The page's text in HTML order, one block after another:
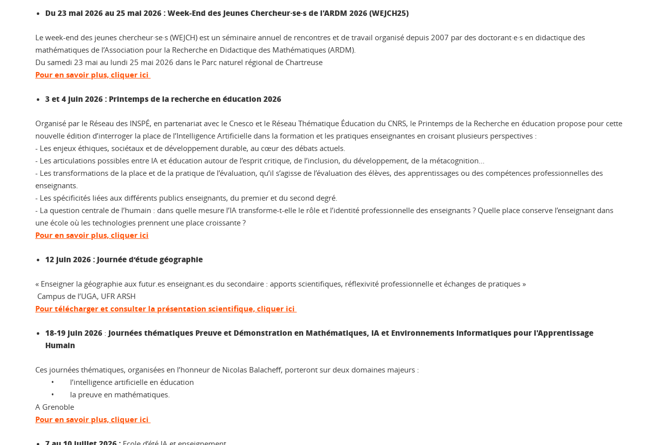
Du 23 mai 2026 au 25 mai 2026 : Week-End des Jeunes Chercheur·se·s de l'ARDM 2026 (WEJCH25)
Le week-end des jeunes chercheur·se·s (WEJCH) est un séminaire annuel de rencontres et de travail organisé depuis 2007 par des doctorant·e·s en didactique des
mathématiques de l’Association pour la Recherche en Didactique des Mathématiques (ARDM).
Du samedi 23 mai au lundi 25 mai 2026 dans le Parc naturel régional de Chartreuse
Pour en savoir plus, cliquer ici
3 et 4 juin 2026 : Printemps de la recherche en éducation 2026
Organisé par le Réseau des INSPÉ, en partenariat avec le Cnesco et le Réseau Thématique Éducation du CNRS, le Printemps de la Recherche en éducation propose pour cette
nouvelle édition d’interroger la place de l’Intelligence Artificielle dans la formation et les pratiques enseignantes en croisant plusieurs perspectives :
- Les enjeux éthiques, sociétaux et de développement durable, au cœur des débats actuels.
- Les articulations possibles entre IA et éducation autour de l’esprit critique, de l’inclusion, du développement, de la métacognition...
- Les transformations de la place et de la pratique de l’évaluation, qu’il s’agisse de l’évaluation des élèves, des apprentissages ou des compétences professionnelles des
enseignants.
- Les spécificités liées aux différents publics enseignants, du premier et du second degré.
- La question centrale de l’humain : dans quelle mesure l’IA transforme-t-elle le rôle et l’identité professionnelle des enseignants ? Quelle place conserve l’enseignant dans
une école où les technologies prennent une place croissante ?
Pour en savoir plus, cliquer ici
12 juin 2026 : Journée d’étude géographie
« Enseigner la géographie aux futur.es enseignant.es du secondaire : apports scientifiques, réflexivité professionnelle et échanges de pratiques »
Campus de l’UGA, UFR ARSH
Pour télécharger et consulter la présentation scientifique, cliquer ici
18-19 juin 2026 : Journées thématiques Preuve et Démonstration en Mathématiques, IA et Environnements Informatiques pour l'Apprentissage
Humain
Ces journées thématiques, organisées en l’honneur de Nicolas Balacheff, porteront sur deux domaines majeurs :
• l’intelligence artificielle en éducation
• la preuve en mathématiques.
A Grenoble
Pour en savoir plus, cliquer ici